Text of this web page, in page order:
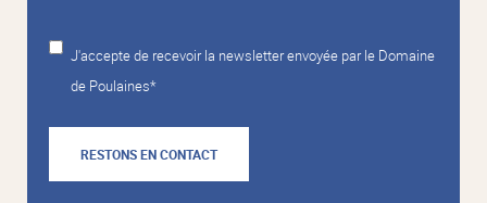
J'accepte de recevoir la newsletter envoyée par le Domaine
de Poulaines*
RESTONS EN CONTACT